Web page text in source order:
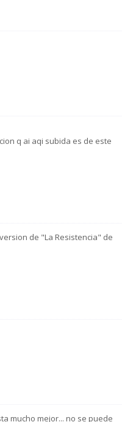
q ai aqi subida es de este
de "La Resistencia" de
mucho mejor... no se puede